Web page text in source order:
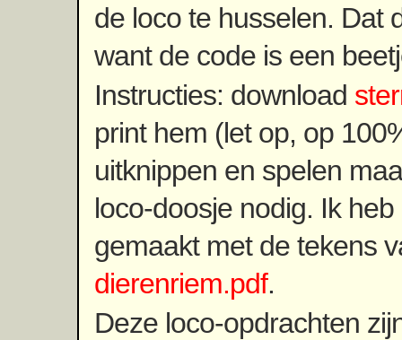
de loco te husselen. Dat
want de code is een
Instructies: download
print hem (let op, op
uitknippen en spelen
loco-doosje nodig. Ik
gemaakt met de tekens
dierenriem.pdf.
Deze loco-opdrachten